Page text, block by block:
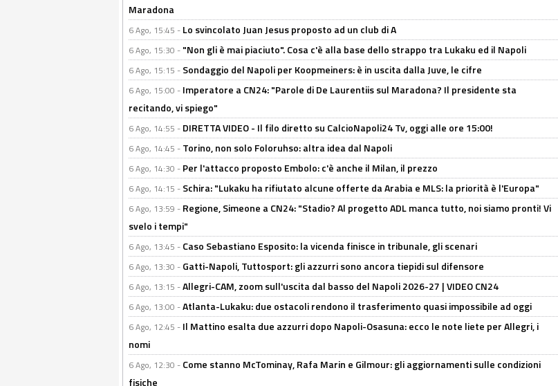
Maradona
6 Ago, 15:45 - Lo svincolato Juan Jesus proposto ad un club di A
6 Ago, 15:30 - "Non gli è mai piaciuto". Cosa c'è alla base dello strappo tra Lukaku ed il Napoli
6 Ago, 15:15 - Sondaggio del Napoli per Koopmeiners: è in uscita dalla Juve, le cifre
6 Ago, 15:00 - Imperatore a CN24: "Parole di De Laurentiis sul Maradona? Il presidente sta
recitando, vi spiego"
6 Ago, 14:55 - DIRETTA VIDEO - Il filo diretto su CalcioNapoli24 Tv, oggi alle ore 15:00!
6 Ago, 14:45 - Torino, non solo Foloruhso: altra idea dal Napoli
6 Ago, 14:30 - Per l'attacco proposto Embolo: c'è anche il Milan, il prezzo
6 Ago, 14:15 - Schira: "Lukaku ha rifiutato alcune offerte da Arabia e MLS: la priorità è l'Europa"
6 Ago, 13:59 - Regione, Simeone a CN24: "Stadio? Al progetto ADL manca tutto, noi siamo pronti! Vi
svelo i tempi"
6 Ago, 13:45 - Caso Sebastiano Esposito: la vicenda finisce in tribunale, gli scenari
6 Ago, 13:30 - Gatti-Napoli, Tuttosport: gli azzurri sono ancora tiepidi sul difensore
6 Ago, 13:15 -Allegri-CAM, zoom sull'uscita dal basso del Napoli 2026-27 | VIDEO CN24
6 Ago, 13:00 -Atlanta-Lukaku: due ostacoli rendono il trasferimento quasi impossibile ad oggi
6 Ago, 12:45 - Il Mattino esalta due azzurri dopo Napoli-Osasuna: ecco le note liete per Allegri, i
nomi
6 Ago, 12:30 - Come stanno McTominay, Rafa Marin e Gilmour: gli aggiornamenti sulle condizioni
fisiche